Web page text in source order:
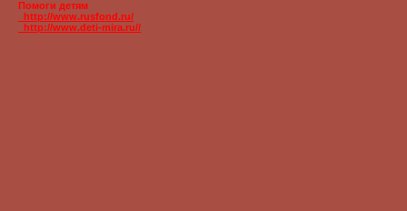
Помоги детям
_http://www.rusfond.ru/
_http://www.deti-mira.ru//